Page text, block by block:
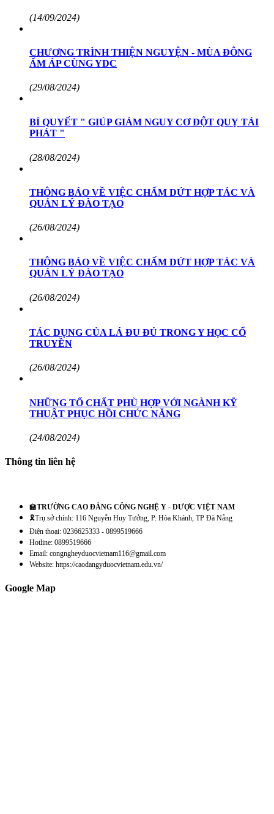
(14/09/2024)
CHƯƠNG TRÌNH THIỆN NGUYỆN - MÙA ĐÔNG
ẤM ÁP CÙNG YDC
(29/08/2024)
BÍ QUYẾT " GIÚP GIẢM NGUY CƠ ĐỘT QUỴ TÁI
PHÁT "
(28/08/2024)
THÔNG BÁO VỀ VIỆC CHẤM DỨT HỢP TÁC VÀ
QUẢN LÝ ĐÀO TẠO
(26/08/2024)
THÔNG BÁO VỀ VIỆC CHẤM DỨT HỢP TÁC VÀ
QUẢN LÝ ĐÀO TẠO
(26/08/2024)
TÁC DỤNG CỦA LÁ ĐU ĐỦ TRONG Y HỌC CỔ
TRUYỀN
(26/08/2024)
NHỮNG TỐ CHẤT PHÙ HỢP VỚI NGÀNH KỸ
THUẬT PHỤC HỒI CHỨC NĂNG
(24/08/2024)
Thông tin liên hệ
🏫TRƯỜNG CAO ĐẲNG CÔNG NGHỆ Y - DƯỢC VIỆT NAM
🎗️Trụ sở chính: 116 Nguyễn Huy Tưởng, P. Hòa Khánh, TP Đà Nẵng
Điện thoại: 0236625333 - 0899519666
Hotline: 0899519666
Email: congngheyduocvietnam116@gmail.com
Website: https://caodangyduocvietnam.edu.vn/
Google Map